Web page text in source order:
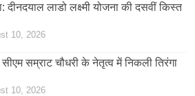
दीनदयाल लाडो लक्ष्मी योजना की दसवीं किस्त
10, 2026
सम्राट चौधरी के नेतृत्व में निकली तिरंगा
10, 2026